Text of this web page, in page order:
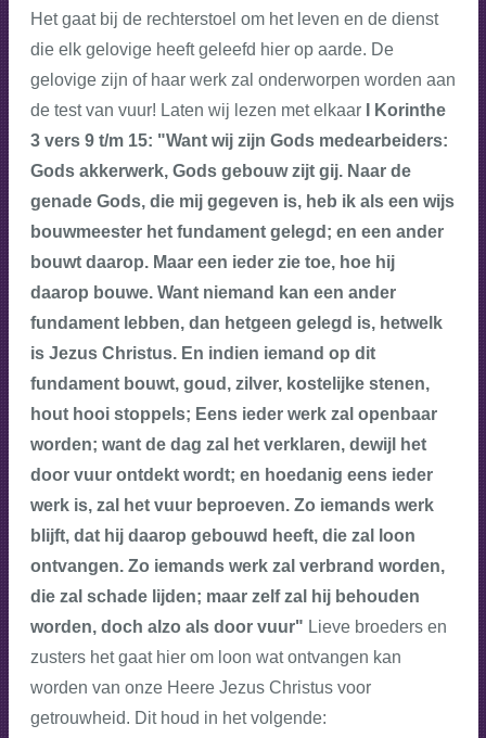
Het gaat bij de rechterstoel om het leven en de dienst
die elk gelovige heeft geleefd hier op aarde. De
gelovige zijn of haar werk zal onderworpen worden aan
de test van vuur! Laten wij lezen met elkaar
I Korinthe
3 vers 9 t/m 15: "Want wij zijn Gods medearbeiders:
Gods akkerwerk, Gods gebouw zijt gij. Naar de
genade Gods, die mij gegeven is, heb ik als een wijs
bouwmeester het fundament gelegd; en een ander
bouwt daarop. Maar een ieder zie toe, hoe hij
daarop bouwe. Want niemand kan een ander
fundament lebben, dan hetgeen gelegd is, hetwelk
is Jezus Christus. En indien iemand op dit
fundament bouwt, goud, zilver, kostelijke stenen,
hout hooi stoppels; Eens ieder werk zal openbaar
worden; want de dag zal het verklaren, dewijl het
door vuur ontdekt wordt; en hoedanig eens ieder
werk is, zal het vuur beproeven. Zo iemands werk
blijft, dat hij daarop gebouwd heeft, die zal loon
ontvangen. Zo iemands werk zal verbrand worden,
die zal schade lijden; maar zelf zal hij behouden
worden, doch alzo als door vuur" Lieve broeders en
zusters het gaat hier om loon wat ontvangen kan
worden van onze Heere Jezus Christus voor
getrouwheid. Dit houd in het volgende: